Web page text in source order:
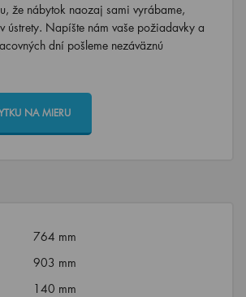
že nábytok naozaj sami vyrábame,
ústrety. Napíšte nám vaše požiadavky a
dní pošleme nezáväznú
NA MIERU
764 mm
903 mm
140 mm